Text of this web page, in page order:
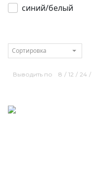
синий/белый
Сортировка
Выводить по 8 / 12 / 24 /